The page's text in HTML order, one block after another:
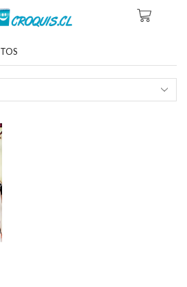
Etiquetados “candy Candy”